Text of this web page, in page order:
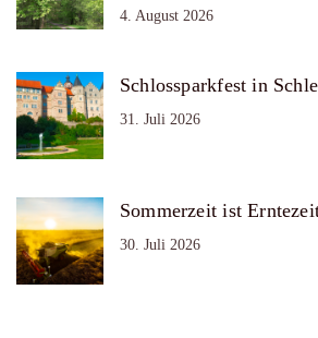
4. August 2026
Schlossparkfest in
31. Juli 2026
Sommerzeit ist
30. Juli 2026